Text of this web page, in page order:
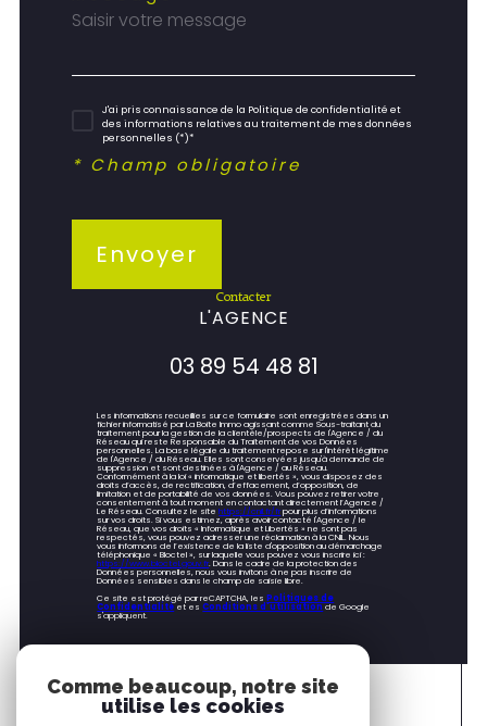
J'ai pris connaissance de la Politique de confidentialité et
des informations relatives au traitement de mes données
personnelles (*)*
* Champ obligatoire
Envoyer
contacter
L'AGENCE
03 89 54 48 81
Les informations recueillies sur ce formulaire sont enregistrées dans un
fichier informatisé par La Boite Immo agissant comme Sous-traitant du
traitement pour la gestion de la clientèle/prospects de l'Agence / du
Réseau qui reste Responsable du Traitement de vos Données
personnelles. La base légale du traitement repose sur l'intérêt légitime
de l'Agence / du Réseau. Elles sont conservées jusqu'à demande de
suppression et sont destinées à l'Agence / au Réseau.
Conformément à la loi « informatique et libertés », vous disposez des
droits d’accès, de rectification, d’effacement, d’opposition, de
limitation et de portabilité de vos données. Vous pouvez retirer votre
consentement à tout moment en contactant directement l’Agence /
Le Réseau. Consultez le sitehttps://cnil.fr/frpour plus d’informations
sur vos droits. Si vous estimez, après avoir contacté l'Agence / le
Réseau, que vos droits « Informatique et Libertés » ne sont pas
respectés, vous pouvez adresser une réclamation à la CNIL. Nous
vous informons de l’existence de la liste d'opposition au démarchage
téléphonique « Bloctel », sur laquelle vous pouvez vous inscrire ici :
https://www.bloctel.gouv.fr. Dans le cadre de la protection des
Données personnelles, nous vous invitons à ne pas inscrire de
Données sensibles dans le champ de saisie libre.
Ce site est protégé par reCAPTCHA, lesPolitiques de
Confidentialitéet esConditions d'utilisationde Google
s'appliquent.
Comme beaucoup, notre site
utilise les cookies